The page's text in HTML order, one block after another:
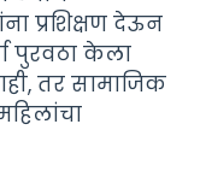
प्रशिक्षण देऊन
पुरवठा केला
तर सामाजिक